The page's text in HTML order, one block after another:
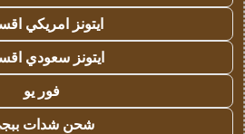
ايتونز امريكي
ايتونز سعودي
فور يو
شحن شدات